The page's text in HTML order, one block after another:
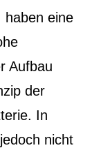
haben eine
Aufbau
der
In
nicht